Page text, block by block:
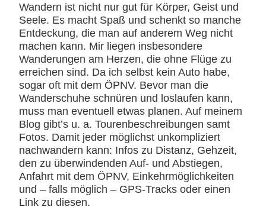
Wandern ist nicht nur gut für Körper, Geist und
Seele. Es macht Spaß und schenkt so manche
Entdeckung, die man auf anderem Weg nicht
machen kann. Mir liegen insbesondere
Wanderungen am Herzen, die ohne Flüge zu
erreichen sind. Da ich selbst kein Auto habe,
sogar oft mit dem ÖPNV. Bevor man die
Wanderschuhe schnüren und loslaufen kann,
muss man eventuell etwas planen. Auf meinem
Blog gibt’s u. a. Tourenbeschreibungen samt
Fotos. Damit jeder möglichst unkompliziert
nachwandern kann: Infos zu Distanz, Gehzeit,
den zu überwindenden Auf- und Abstiegen,
Anfahrt mit dem ÖPNV, Einkehrmöglichkeiten
und – falls möglich – GPS-Tracks oder einen
Link zu diesen.